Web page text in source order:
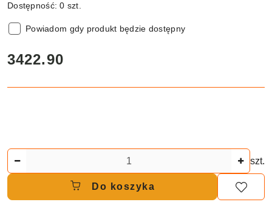
Dostępność:0 szt.
Powiadom gdy produkt będzie dostępny
cena:
3422.90
szt.
Do koszyka